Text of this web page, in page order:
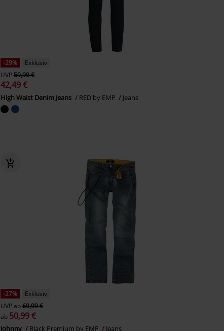
-29%
Exklusiv
UVP59,99 €
42,49 €
High Waist Denim Jeans RED by EMP Jeans
-27%
Exklusiv
UVPab69,99 €
ab 50,99 €
Johnny Black Premium by EMP Jeans